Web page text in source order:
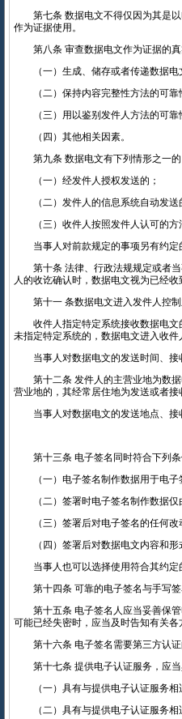
第七条 数据电文不得仅因为其是以
作为证据使用。
第八条 审查数据电文作为证据的真
（一）生成、储存或者传递数据电
（二）保持内容完整性方法的可靠
（三）用以鉴别发件人方法的可靠
（四）其他相关因素。
第九条 数据电文有下列情形之一的
（一）经发件人授权发送的；
（二）发件人的信息系统自动发送
（三）收件人按照发件人认可的方
当事人对前款规定的事项另有约定
第十条 法律、行政法规规定或者当
人的收讫确认时，数据电文视为已经收
第十一 条数据电文进入发件人控制
收件人指定特定系统接收数据电文
未指定特定系统的，数据电文进入收
当事人对数据电文的发送时间、接
第十二条 发件人的主营业地为数据
营业地的，其经常居住地为发送或者接
当事人对数据电文的发送地点、接
第十三条 电子签名同时符合下列条
（一）电子签名制作数据用于电子
（二）签署时电子签名制作数据仅
（三）签署后对电子签名的任何改
（四）签署后对数据电文内容和形
当事人也可以选择使用符合其约定
第十四条 可靠的电子签名与手写签
第十五条 电子签名人应当妥善保管
可能已经失密时，应当及时告知有关各
第十六条 电子签名需要第三方认证
第十七条 提供电子认证服务，应当
（一）具有与提供电子认证服务相
（二）具有与提供电子认证服务相